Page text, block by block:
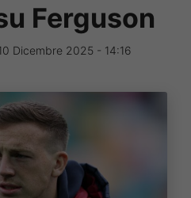
Ferguson
Dicembre 2025 - 14:16